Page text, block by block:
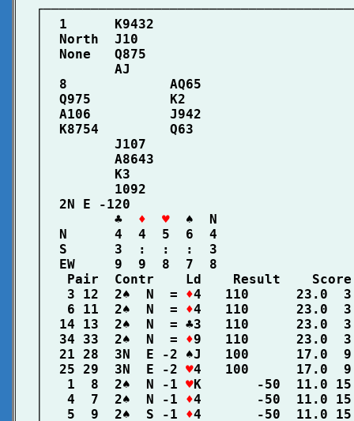
│  1      K9432
│  North  J10
│  None   Q875
│         AJ
│  8             AQ65
│  Q975          K2
│  A106          J942
│  K8754         Q63
│         J107
│         A8643
│         K3
│         1092
│  2N E -120
│         ♣ ♦  ♥
♠  N
│  N      4  4  5  6  4
│  S      3  :  :  :  3
│  EW     9  9  8  7  8
│   Pair  Contr    Ld    Result
│   3 12  2♠  N  = ♦4   110      23.0
│   6 11  2♠  N  = ♦4   110      23.0
│  14 13  2♠  N  = ♣3   110      23.0
│  34 33  2♠  N  = ♦9   110      23.0
│  21 28  3N  E -2 ♠J   100      17.0
│  25 29  3N  E -2 ♥4   100      17.0
│   1  8  2♠  N -1 ♥K       -50  11.0
│   4  7  2♠  N -1 ♦4       -50  11.0
│   5  9  2♠  S -1 ♦4       -50  11.0